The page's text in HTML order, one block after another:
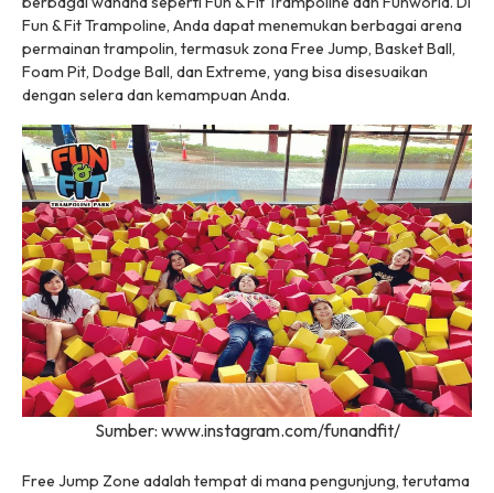
Fun & Fit Trampoline, Anda dapat menemukan berbagai arena
permainan trampolin, termasuk zona Free Jump, Basket Ball,
Foam Pit, Dodge Ball, dan Extreme, yang bisa disesuaikan
dengan selera dan kemampuan Anda.
Sumber: www.instagram.com/funandfit/
Free Jump Zone adalah tempat di mana pengunjung, terutama